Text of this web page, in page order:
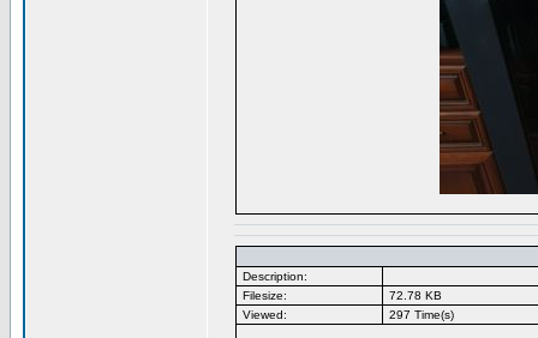
Description:
Filesize:
72.78 KB
Viewed:
297 Time(s)